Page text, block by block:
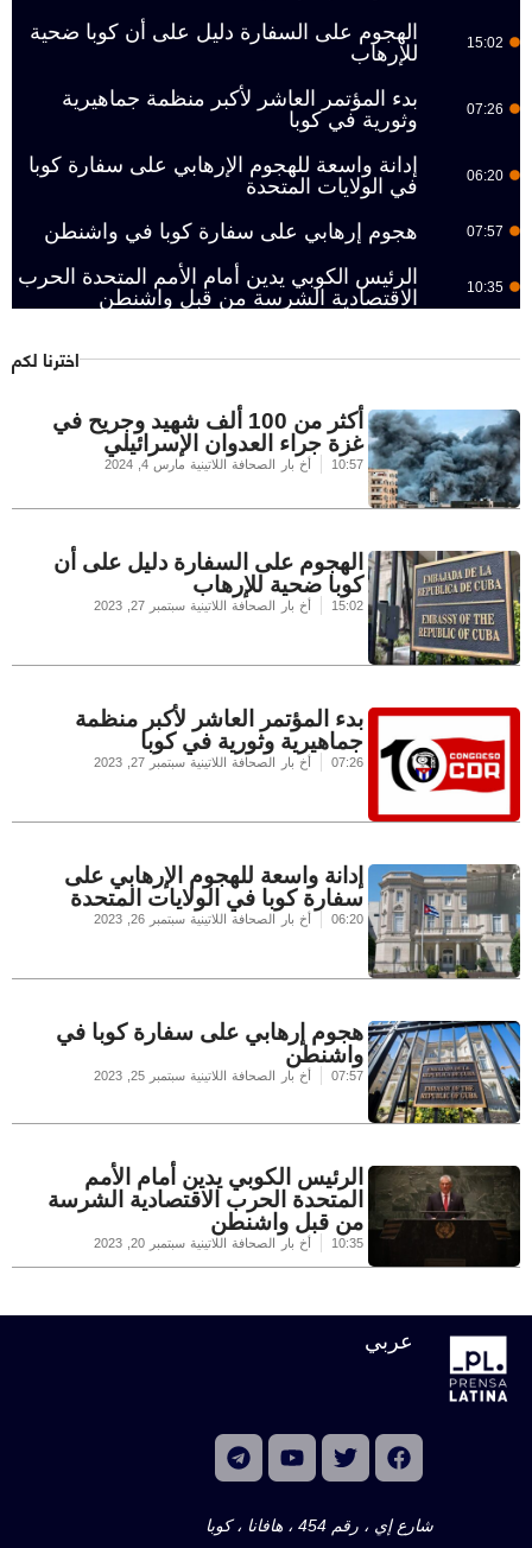
15:02
الهجوم على السفارة دليل على أن كوبا ضحية
للإرهاب
07:26
بدء المؤتمر العاشر لأكبر منظمة جماهيرية
وثورية في كوبا
06:20
إدانة واسعة للهجوم الإرهابي على سفارة كوبا
في الولايات المتحدة
07:57 هجوم إرهابي على سفارة كوبا في واشنطن
10:35
الرئيس الكوبي يدين أمام الأمم المتحدة الحرب
الاقتصادية الشرسة من قبل واشنطن
اخترنا لكم
أكثر من 100 ألف شهيد وجريح في
غزة جراء العدوان الإسرائيلي
10:57 أخ بار الصحافة اللاتينية مارس 4, 2024
الهجوم على السفارة دليل على أن
كوبا ضحية للإرهاب
15:02 أخ بار الصحافة اللاتينية سبتمبر 27, 2023
بدء المؤتمر العاشر لأكبر منظمة
جماهيرية وثورية في كوبا
07:26 أخ بار الصحافة اللاتينية سبتمبر 27, 2023
إدانة واسعة للهجوم الإرهابي على
سفارة كوبا في الولايات المتحدة
06:20 أخ بار الصحافة اللاتينية سبتمبر 26, 2023
هجوم إرهابي على سفارة كوبا في
واشنطن
07:57 أخ بار الصحافة اللاتينية سبتمبر 25, 2023
الرئيس الكوبي يدين أمام الأمم
المتحدة الحرب الاقتصادية الشرسة
من قبل واشنطن
10:35 أخ بار الصحافة اللاتينية سبتمبر 20, 2023
عربي
شارع إي ، رقم 454 ، هافانا ، كوبا